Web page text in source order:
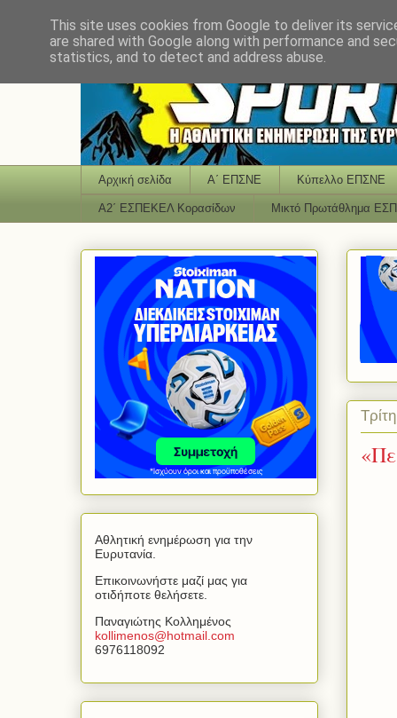
Αρχική σελίδα Α΄ ΕΠΣΝΕ Κύπελλο ΕΠΣΝΕ
Α2΄ ΕΣΠΕΚΕΛ Κορασίδων Μικτό Πρωτάθλημα
Αθλητική ενημέρωση για την
Ευρυτανία.
Επικοινωνήστε μαζί μας για
οτιδήποτε θελήσετε.
Παναγιώτης Κολλημένος
kollimenos@hotmail com
6976118092
This site uses cookies from Google to deliver its
are shared with Google along with performance and
statistics, and to detect and address abuse.